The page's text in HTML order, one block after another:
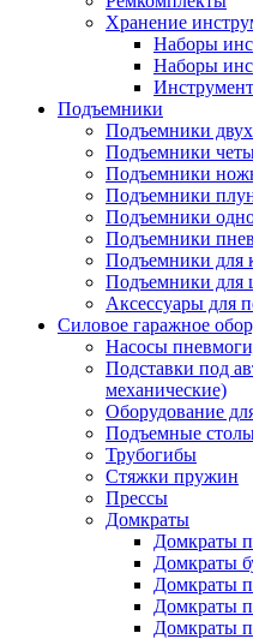
Хранение
Наборы
Наборы
Подъемники
Подъемники
Подъемники
Подъемники
Подъемники
Подъемники
Подъемники
Подъемники для
Подъемники для
Аксессуары для
Силовое гаражное
Насосы
Подставки под
механические)
Оборудование
Подъемные
Трубогибы
Стяжки пружин
Прессы
Домкраты
Домкраты
Домкраты
Домкраты
Домкраты
Домкраты